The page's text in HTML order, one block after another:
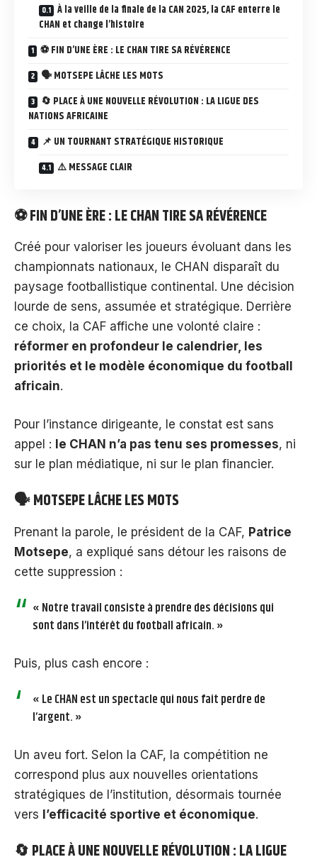
À la veille de la finale de la CAN 2025, la CAF enterre le
CHAN et change l’histoire
⚽ FIN D’UNE ÈRE : LE CHAN TIRE SA RÉVÉRENCE
🗣️ MOTSEPE LÂCHE LES MOTS
🔄 PLACE À UNE NOUVELLE RÉVOLUTION : LA LIGUE DES
NATIONS AFRICAINE
📌 UN TOURNANT STRATÉGIQUE HISTORIQUE
⚠️ MESSAGE CLAIR
⚽ FIN D’UNE ÈRE : LE CHAN TIRE SA RÉVÉRENCE
Créé pour valoriser les joueurs évoluant dans les
championnats nationaux, le CHAN disparaît du
paysage footballistique continental. Une décision
lourde de sens, assumée et stratégique. Derrière
ce choix, la CAF affiche une volonté claire :
réformer en profondeur le calendrier, les
priorités et le modèle économique du football
africain.
Pour l’instance dirigeante, le constat est sans
appel : le CHAN n’a pas tenu ses promesses, ni
sur le plan médiatique, ni sur le plan financier.
🗣️ MOTSEPE LÂCHE LES MOTS
Prenant la parole, le président de la CAF, Patrice
Motsepe, a expliqué sans détour les raisons de
cette suppression :
« Notre travail consiste à prendre des décisions qui
sont dans l’intérêt du football africain. »
Puis, plus cash encore :
« Le CHAN est un spectacle qui nous fait perdre de
l’argent. »
Un aveu fort. Selon la CAF, la compétition ne
correspond plus aux nouvelles orientations
stratégiques de l’institution, désormais tournée
vers l’efficacité sportive et économique.
🔄 PLACE À UNE NOUVELLE RÉVOLUTION : LA LIGUE